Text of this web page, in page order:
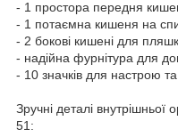
- 1 простора передня
- 1 потаємна кишеня на
- 2 бокові кишені для
- надійна фурнітура для
- 10 значків для настрою
Зручні деталі внутрішньої
51: